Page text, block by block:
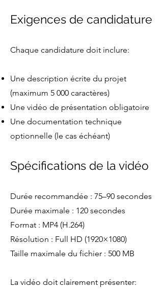
Exigences de candidature
Chaque candidature doit inclure:
Une description écrite du projet
(maximum 5 000 caractères)
Une vidéo de présentation obligatoire
Une documentation technique
optionnelle (le cas échéant)
Spécifications de la vidéo
Durée recommandée : 75–90 secondes
Durée maximale : 120 secondes
Format : MP4 (H.264)
Résolution : Full HD (1920×1080)
Taille maximale du fichier : 500 MB
La vidéo doit clairement présenter: